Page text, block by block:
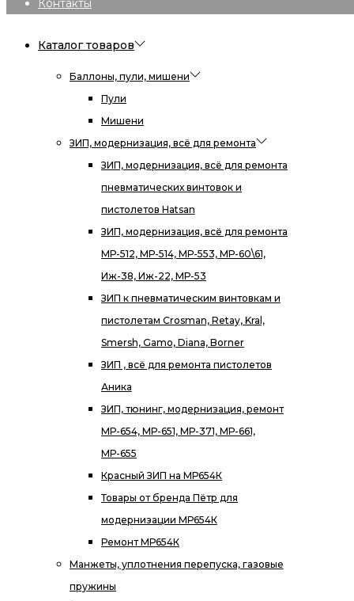
Контакты
Каталог товаров
Баллоны, пули, мишени
Пули
Мишени
ЗИП, модернизация, всё для ремонта
ЗИП, модернизация, всё для ремонта
пневматических винтовок и
пистолетов Hatsan
ЗИП, модернизация, всё для ремонта
МР-512, МР-514, МР-553, МР-60\61,
Иж-38, Иж-22, МР-53
ЗИП к пневматическим винтовкам и
пистолетам Crosman, Retay, Kral,
Smersh, Gamo, Diana, Borner
ЗИП , всё для ремонта пистолетов
Аника
ЗИП, тюнинг, модернизация, ремонт
МР-654, МР-651, МР-371, МР-661,
МР-655
Красный ЗИП на МР654К
Товары от бренда Пётр для
модернизации МР654К
Ремонт МР654К
Манжеты, уплотнения перепуска, газовые
пружины